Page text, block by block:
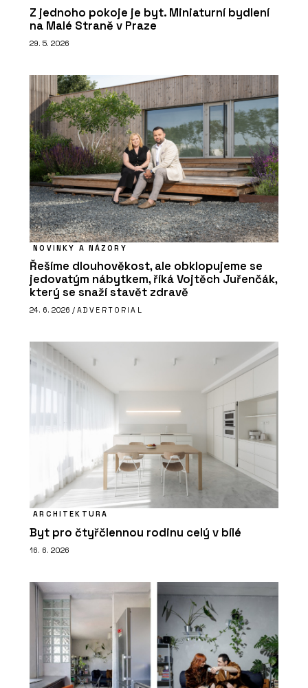
Z jednoho pokoje je byt. Miniaturní bydlení
na Malé Straně v Praze
29. 5. 2026
NOVINKY A NÁZORY
Řešíme dlouhověkost, ale obklopujeme se
jedovatým nábytkem, říká Vojtěch Juřenčák,
který se snaží stavět zdravě
24. 6. 2026 / ADVERTORIAL
ARCHITEKTURA
Byt pro čtyřčlennou rodinu celý v bílé
16. 6. 2026